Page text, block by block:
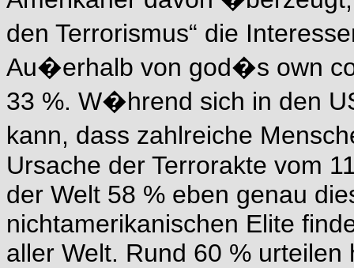
den Terrorismus“ die
Au�erhalb von god�s own
33 %. W�hrend sich in den
kann, dass zahlreiche
Ursache der Terrorakte vom
der Welt 58 % eben genau
nichtamerikanischen Elite
aller Welt. Rund 60 %